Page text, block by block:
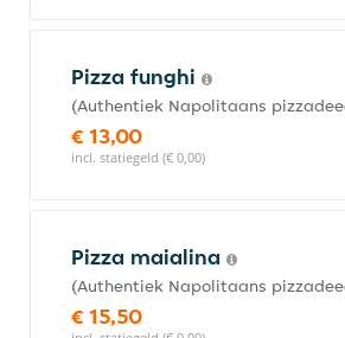
Pizza funghi
(Authentiek Napolitaans
€ 13,00
incl. statiegeld (€ 0,00)
Pizza maialina
(Authentiek Napolitaans
€ 15,50